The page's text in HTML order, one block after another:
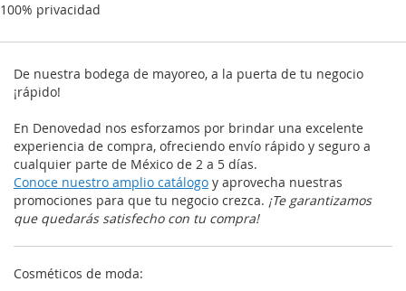
100% privacidad
De nuestra bodega de mayoreo, a la puerta de tu negocio
¡rápido!
En Denovedad nos esforzamos por brindar una excelente
experiencia de compra, ofreciendo envío rápido y seguro a
cualquier parte de México de 2 a 5 días.
Conoce nuestro amplio catálogo y aprovecha nuestras
promociones para que tu negocio crezca. ¡Te garantizamos
que quedarás satisfecho con tu compra!
Cosméticos de moda: